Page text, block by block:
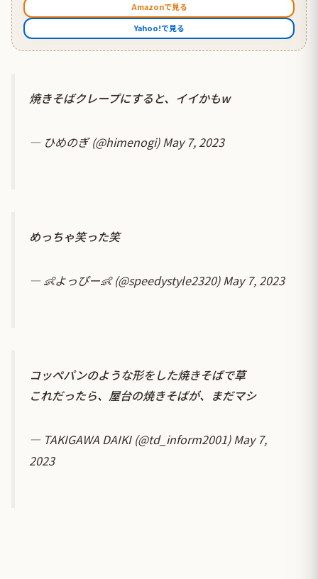
Amazonで見る
Yahoo!で見る
焼きそばクレープにすると、イイかもw
— ひめのぎ (@himenogi)May 7, 2023
めっちゃ笑った笑
— 👶よっぴー👶 (@speedystyle2320)May 7, 2023
コッペパンのような形をした焼きそばで草
これだったら、屋台の焼きそばが、まだマシ
— TAKIGAWA DAIKI (@td_inform2001)May 7,
2023